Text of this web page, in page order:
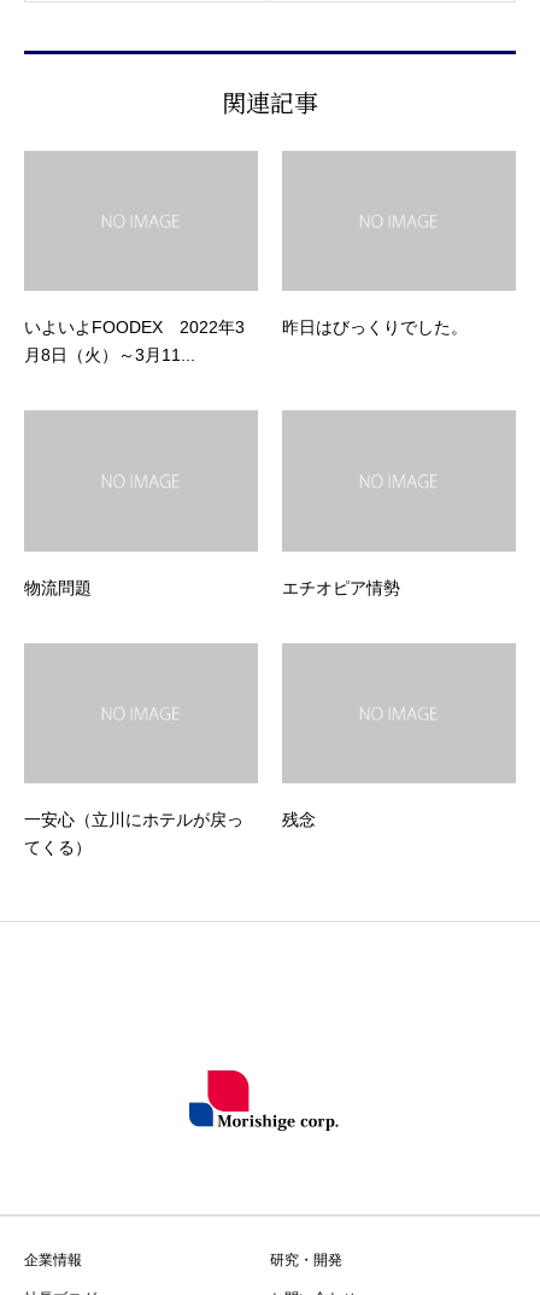
関連記事
いよいよFOODEX 2022年3
月8日（火）～3月11...
昨日はびっくりでした。
物流問題 エチオピア情勢
一安心（立川にホテルが戻っ
てくる）
残念
企業情報 研究・開発